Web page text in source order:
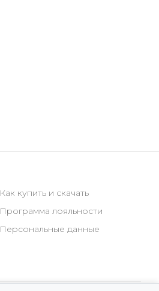
Как купить и скачать
Программа лояльности
Персональные данные